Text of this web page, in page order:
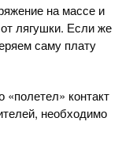
на массе и
лягушки. Если же
саму плату
«полетел» контакт
необходимо